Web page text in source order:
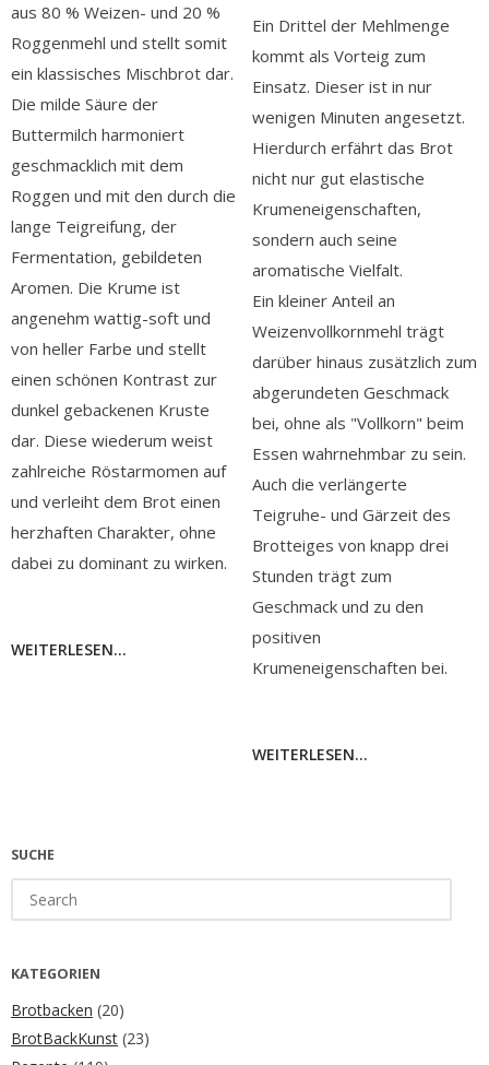
aus 80 % Weizen- und 20 %
Roggenmehl und stellt somit
ein klassisches Mischbrot dar.
Die milde Säure der
Buttermilch harmoniert
geschmacklich mit dem
Roggen und mit den durch die
lange Teigreifung, der
Fermentation, gebildeten
Aromen. Die Krume ist
angenehm wattig-soft und
von heller Farbe und stellt
einen schönen Kontrast zur
dunkel gebackenen Kruste
dar. Diese wiederum weist
zahlreiche Röstarmomen auf
und verleiht dem Brot einen
herzhaften Charakter, ohne
dabei zu dominant zu wirken.
WEITERLESEN...
Ein Drittel der Mehlmenge
kommt als Vorteig zum
Einsatz. Dieser ist in nur
wenigen Minuten angesetzt.
Hierdurch erfährt das Brot
nicht nur gut elastische
Krumeneigenschaften,
sondern auch seine
aromatische Vielfalt.
Ein kleiner Anteil an
Weizenvollkornmehl trägt
darüber hinaus zusätzlich zum
abgerundeten Geschmack
bei, ohne als "Vollkorn" beim
Essen wahrnehmbar zu sein.
Auch die verlängerte
Teigruhe- und Gärzeit des
Brotteiges von knapp drei
Stunden trägt zum
Geschmack und zu den
positiven
Krumeneigenschaften bei.
WEITERLESEN...
SUCHE
for:
KATEGORIEN
Brotbacken (20)
BrotBackKunst (23)